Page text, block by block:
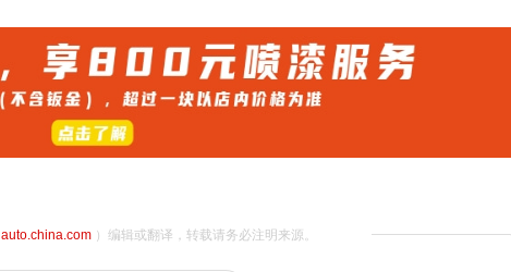
auto.china.com）编辑或翻译，转载请务必注明来源。